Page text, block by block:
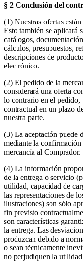
§ 2 Conclusión del
(1) Nuestras ofertas
Esto también se aplicará
catálogos,
cálculos, presupuestos,
descripciones de
electrónico.
(2) El pedido de la
considerará una oferta
lo contrario en el pedido,
contractual en un plazo
nuestra parte.
(3) La aceptación puede
mediante la confirmación
mercancía al Comprador.
(4) La información
de la entrega o servicio
utilidad, capacidad de
las representaciones de
ilustraciones) son sólo
fin previsto
son características
la entrega. Las
produzcan debido a
o sean técnicamente
no perjudiquen la